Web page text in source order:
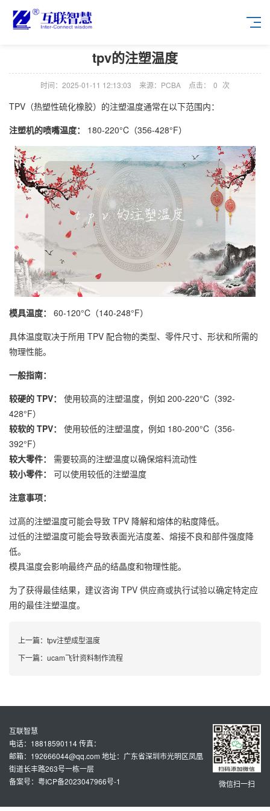
tpv的注塑温度
时间：2025-01-11 12:13:03 来源：PCBA 点击： 0 次
TPV（热塑性硫化橡胶）的注塑温度通常在以下范围内：
注塑机的喷嘴温度：
180-220°C（356-428°F）
模具温度：
60-120°C（140-248°F）
具体温度取决于所用 TPV 配合物的类型、零件尺寸、形状和所需的
物理性能。
一般指南：
较硬的 TPV：
使用较高的注塑温度，例如 200-220°C（392-
428°F）
较软的 TPV：
使用较低的注塑温度，例如 180-200°C（356-
392°F）
较大零件：
需要较高的注塑温度以确保熔料流动性
较小零件：
可以使用较低的注塑温度
注意事项：
过高的注塑温度可能会导致 TPV 降解和熔体的粘度降低。
过低的注塑温度可能会导致表面光洁度差、熔接不良和部件强度降
低。
模具温度会影响最终产品的结晶度和物理性能。
为了获得最佳结果，建议咨询 TPV 供应商或执行试验以确定特定应
用的最佳注塑温度。
上一篇： tpv注塑成型温度
下一篇： ucam飞针资料制作流程
微信扫一扫
互联智慧
电话：18818590114 传真：
邮箱：192666044@qq.com 地址：广东省深圳市光明区凤凰
街道长丰路263号一栋一层
备案号：粤ICP备2023047966号-1